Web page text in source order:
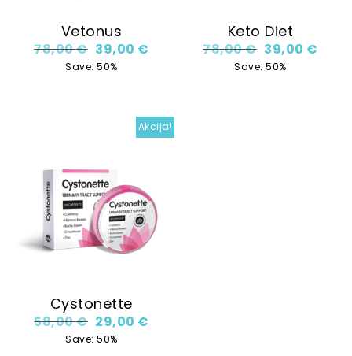
Vetonus
78,00€ Original price was: 78,00 €.
39,00 € Current price is: 39,00 €.
Save: 50%
Keto Diet
78,00€ Original
39,00 €
Save: 50%
Akcija!
Cystonette
58,00€ Original price was: 58,00 €.
29,00 €
Save: 50%